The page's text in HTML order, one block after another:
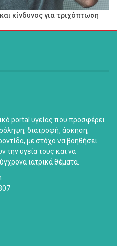
κίνδυνος για τριχόπτωση
portal υγείας που προσφέρει
διατροφή, άσκηση,
με στόχο να βοηθήσει
την υγεία τους και να
ιατρικά θέματα.